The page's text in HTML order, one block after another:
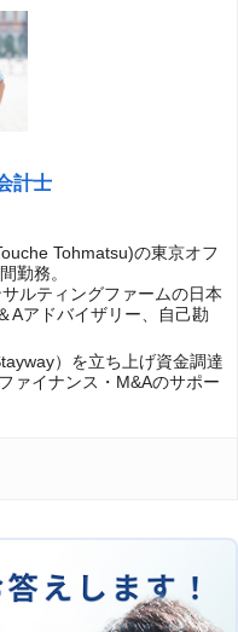
計士
Tohmatsu)の東京オフ
勤務。
ルティングファームの日本
Aアドバイザリー、自己勘
）を立ち上げ資金調達
ァイナンス・M&Aのサポー